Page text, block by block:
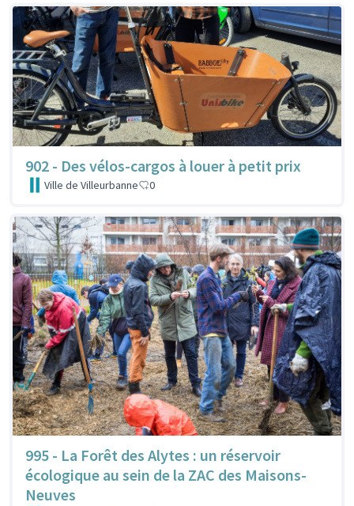
902 - Des vélos-cargos à louer à petit prix
Ville de Villeurbanne 0
995 - La Forêt des Alytes : un réservoir
écologique au sein de la ZAC des Maisons-
Neuves